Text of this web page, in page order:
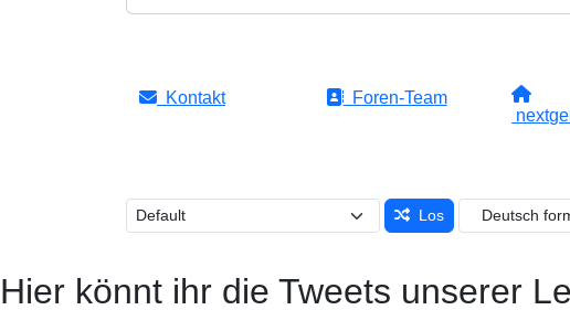
Kontakt
Foren-Team
Los
Hier könnt ihr die Tweets unserer